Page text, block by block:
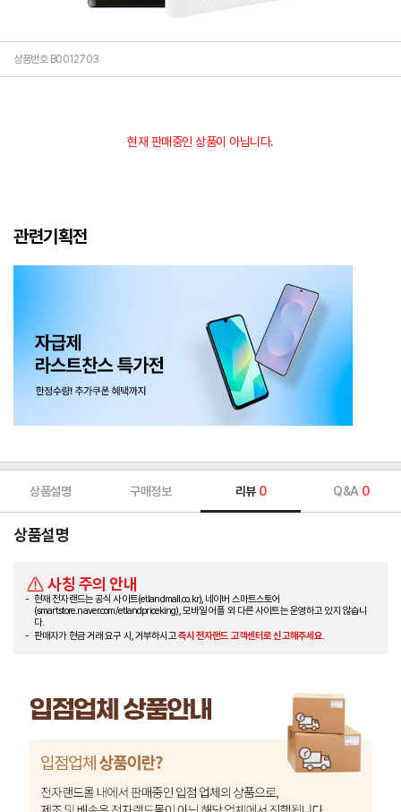
상품번호 B0012703
현재 판매중인 상품이 아닙니다.
관련기획전
상품설명 구매정보 리뷰 0 Q&A 0
상품설명
사칭 주의 안내
현재 전자랜드는 공식 사이트(etlandmall.co.kr), 네이버 스마트스토어
(smartstore.naver.com/etlandpriceking), 모바일 어플 외 다른 사이트는 운영하고 있지 않습니
다.
판매자가 현금 거래 요구 시, 거부하시고즉시 전자랜드 고객센터로 신고해주세요.